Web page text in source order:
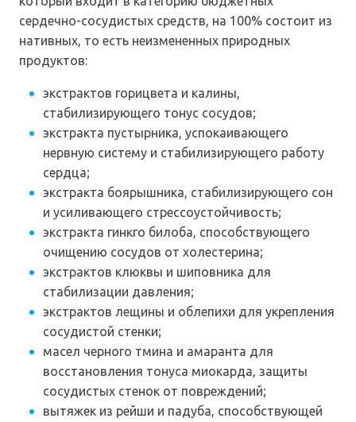
сердечно-сосудистых средств, на 100% состоит из
нативных, то есть неизмененных природных
продуктов:
экстрактов горицвета и калины,
стабилизирующего тонус сосудов;
экстракта пустырника, успокаивающего
нервную систему и стабилизирующего работу
сердца;
экстракта боярышника, стабилизирующего сон
и усиливающего стрессоустойчивость;
экстракта гинкго билоба, способствующего
очищению сосудов от холестерина;
экстрактов клюквы и шиповника для
стабилизации давления;
экстрактов лещины и облепихи для укрепления
сосудистой стенки;
масел черного тмина и амаранта для
восстановления тонуса миокарда, защиты
сосудистых стенок от повреждений;
вытяжек из рейши и падуба, способствующей